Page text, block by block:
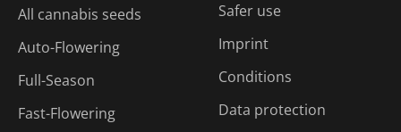
All cannabis seeds
Auto-Flowering
Full-Season
Fast-Flowering
Safer use
Imprint
Conditions
Data protection